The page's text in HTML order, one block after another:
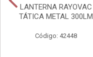
LANTERNA RAYOVAC
TÁTICA METAL 300LM
Código: 42448